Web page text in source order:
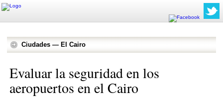
Ciudades — El Cairo
Evaluar la seguridad en los
aeropuertos en el Cairo